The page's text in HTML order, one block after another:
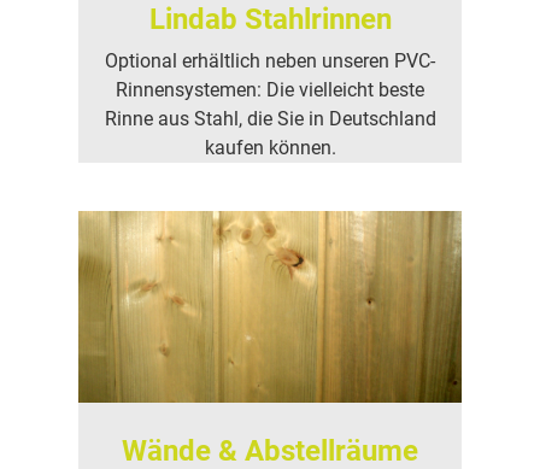
Lindab Stahlrinnen
Optional erhältlich neben unseren PVC-
Rinnensystemen: Die vielleicht beste
Rinne aus Stahl, die Sie in Deutschland
kaufen können.
Wände & Abstellräume